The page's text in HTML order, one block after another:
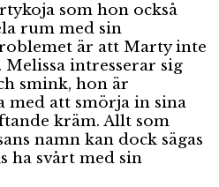
som hon också
rum med sin
är att Marty inte
Melissa intresserar sig
smink, hon är
med att smörja in sina
kräm. Allt som
namn kan dock sägas
ha svårt med sin